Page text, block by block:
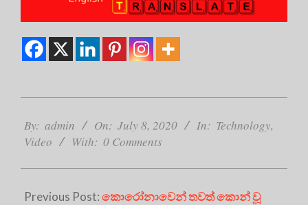
07-
08
By: admin On: July 8, 2020 In: Technology,
Video
With: 0 Comments
Previous Post:කොරෝනාවෙන් තවත් කොන් වූ